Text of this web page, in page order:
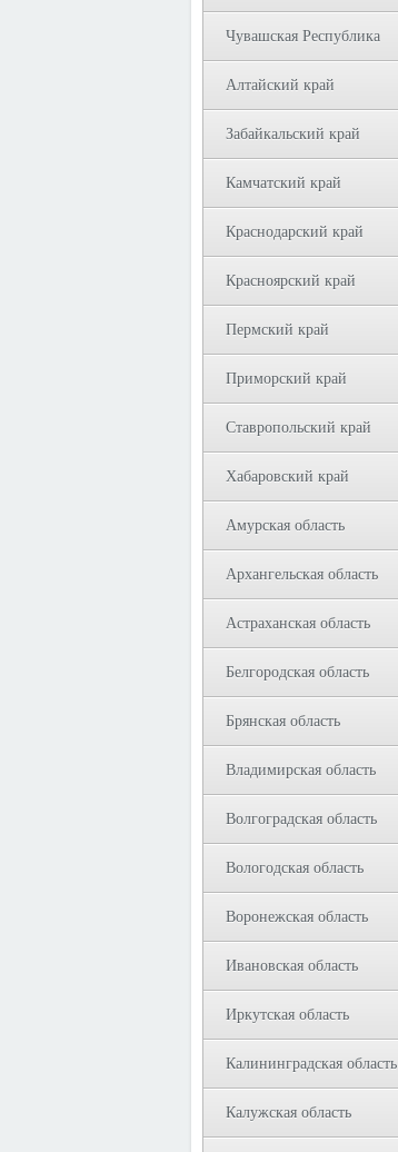
Чувашская Республика
Алтайский край
Забайкальский край
Камчатский край
Краснодарский край
Красноярский край
Пермский край
Приморский край
Ставропольский край
Хабаровский край
Амурская область
Архангельская область
Астраханская область
Белгородская область
Брянская область
Владимирская область
Волгоградская область
Вологодская область
Воронежская область
Ивановская область
Иркутская область
Калининградская область
Калужская область